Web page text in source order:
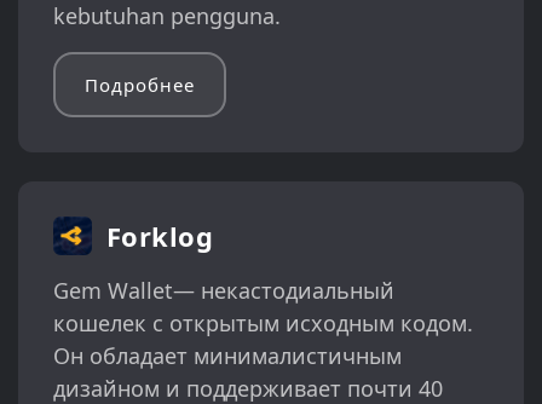
kebutuhan pengguna.
Подробнее
Forklog
Gem Wallet— некастодиальный
кошелек с открытым исходным кодом.
Он обладает минималистичным
дизайном и поддерживает почти 40